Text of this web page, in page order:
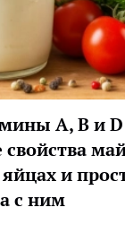
А, В и
и
с ним